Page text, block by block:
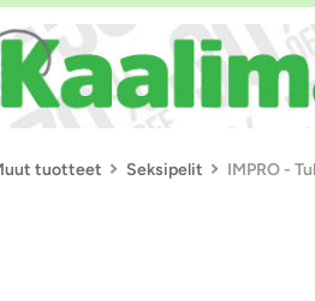
tuotteet Seksipelit IMPRO -